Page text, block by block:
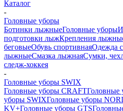
Каталог
-
Головные уборы
Ботинки лыжныеГоловные уборы
подготовки лыжКрепления
беговыеОбувь спортивнаяОдежда
лыжныеСмазка лыжнаяСумки,
следж-хоккея
-
Головные уборы SWIX
Головные уборы CRAFTГоловные
уборы SWIXГоловные уборы
KV+Головные уборы GTS